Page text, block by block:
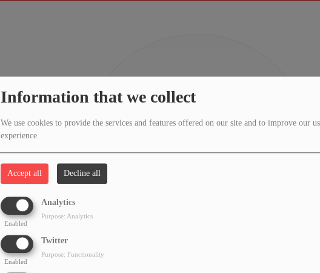
Information that we collect
We use cookies to provide the services and features offered on our site and to improve our
experience.
Accept all Decline all
Analytics
Enabled
Purpose: Analytics
Twitter
Enabled
Purpose: Functionality
404